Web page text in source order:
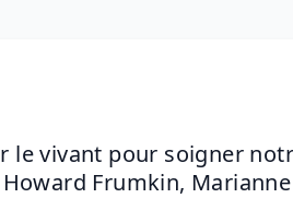
le vivant pour soigner
Frumkin, Marianne